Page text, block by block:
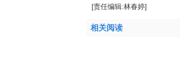
[责任编辑:林春婷]
相关阅读